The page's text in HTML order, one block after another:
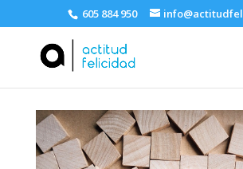
605 884 950